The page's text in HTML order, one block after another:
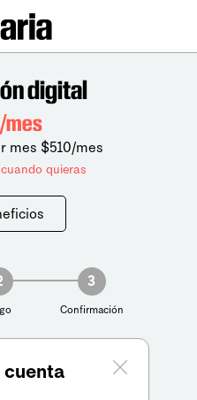
digital
mes $510/mes
quieras
3
Confirmación